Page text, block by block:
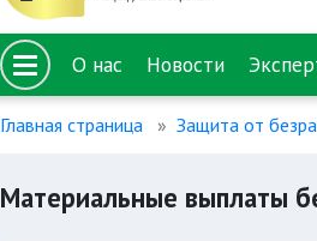
О нас Новости
Главная страница Защита от
Материальные выплаты